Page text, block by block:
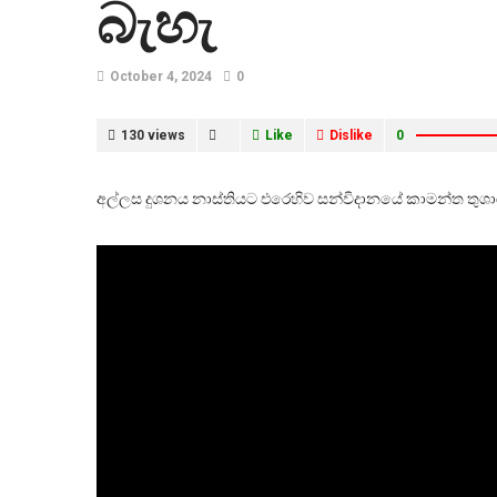
බැහැ
October 4, 2024 0
130 views Like Dislike 0
අල්ලස දුශනය නාස්තියට එරෙහිව සන්විදානයේ කාමන්ත